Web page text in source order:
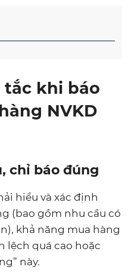
tắc khi báo
NVKD
chỉ báo đúng
hiểu và xác định
(bao gồm nhu cầu có
khả năng mua hàng
lệch quá cao hoặc
này.